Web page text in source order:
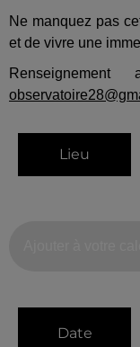
Ne manquez pas
et de vivre une
Lieu
Date